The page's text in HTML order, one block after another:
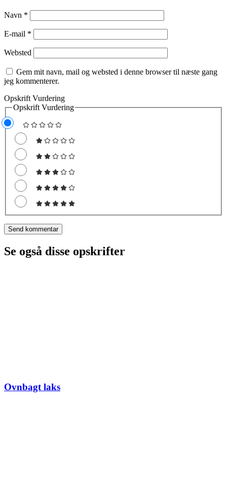
Navn *
E-mail *
Websted
Gem mit navn, mail og websted i denne browser til næste gang
jeg kommenterer.
Opskrift Vurdering
Opskrift Vurdering
Se også disse opskrifter
Ovnbagt laks